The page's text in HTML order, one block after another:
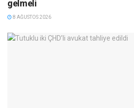
gelmeli
8 AĞUSTOS 2026